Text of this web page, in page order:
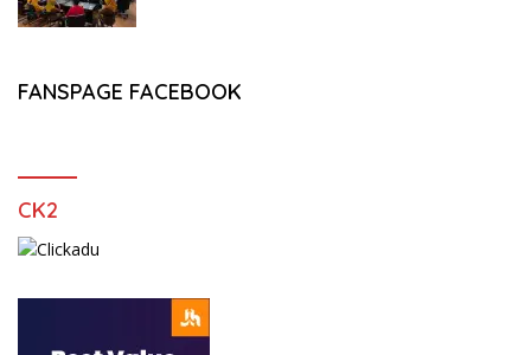
FANSPAGE FACEBOOK
CK2